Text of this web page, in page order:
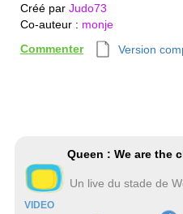
Créé par Judo73
Co-auteur : monje
Commenter
Version
VIDEO
Queen : We are the
Un live du stade de